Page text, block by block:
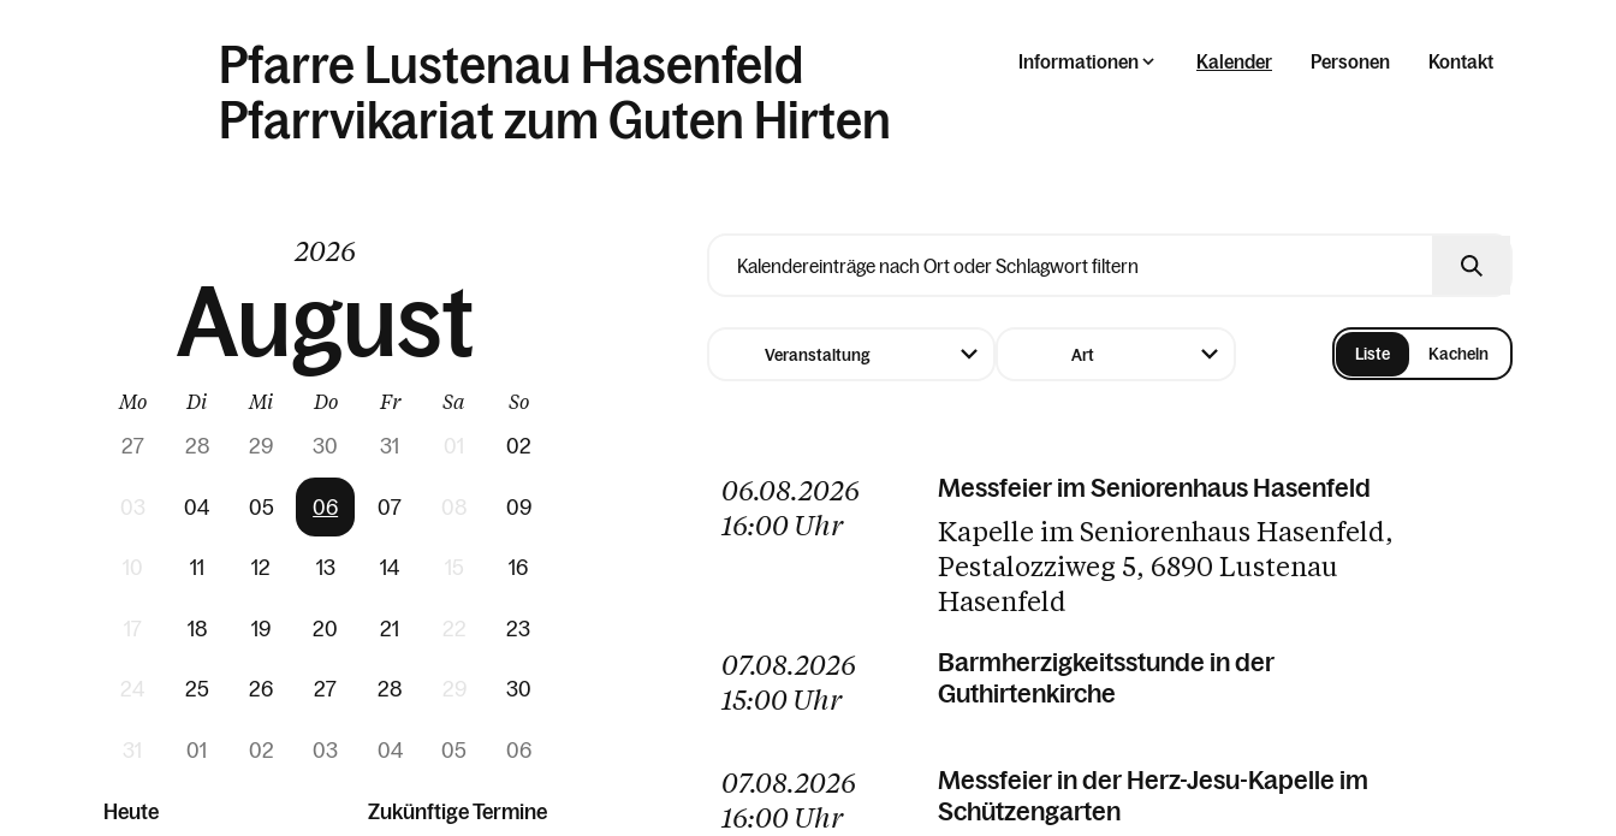
Pfarre Lustenau Hasenfeld
Pfarrvikariat zum Guten Hirten
Informationen Kalender Personen Kontakt
2026
August
Mo Di Mi Do Fr Sa So
27 28 29 30 31 01 02
03 04 05 06 07 08 09
10 11 12 13 14 15 16
17 18 19 20 21 22 23
24 25 26 27 28 29 30
31 01 02 03 04 05 06
Heute Zukünftige Termine
Liste Kacheln
06.08.2026
16:00 Uhr
Messfeier im Seniorenhaus Hasenfeld
Kapelle im Seniorenhaus Hasenfeld
Pestalozziweg 5 6890 Lustenau
Hasenfeld
07.08.2026
15:00 Uhr
Barmherzigkeitsstunde in der
Guthirtenkirche
07.08.2026
16:00 Uhr
Messfeier in der Herz-Jesu-Kapelle im
Schützengarten